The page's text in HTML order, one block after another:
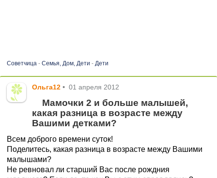
Советчица- Семья, Дом, Дети - Дети
Ольга12 • 01 апреля 2012
Мамочки 2 и больше малышей,
какая разница в возрасте между
Вашими детками?
Всем доброго времени суток!
Поделитесь, какая разница в возрасте между Вашими
малышами?
Не ревновал ли старший Вас после рождния